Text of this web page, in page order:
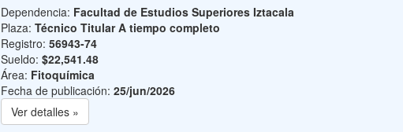
Dependencia: Facultad de Estudios Superiores Iztacala
Plaza: Técnico Titular A tiempo completo
Registro: 56943-74
Sueldo: $22,541.48
Área: Fitoquímica
Fecha de publicación: 25/jun/2026
Ver detalles »